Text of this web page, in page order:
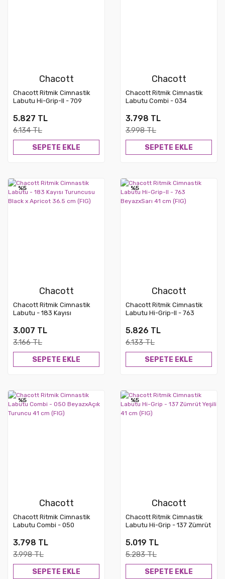
Chacott
Chacott Ritmik Cimnastik
Labutu Hi-Grip-II - 709
5.827 TL
6.134 TL
SEPETE EKLE
Chacott
Chacott Ritmik Cimnastik
Labutu Combi - 034
(FIG)
3.798 TL
3.998 TL
SEPETE EKLE
%5
Chacott
Chacott Ritmik Cimnastik
Labutu - 183 Kayısı
36.5 cm (FIG)
3.007 TL
3.166 TL
SEPETE EKLE
%5
Chacott
Chacott Ritmik Cimnastik
Labutu Hi-Grip-II - 763
5.826 TL
6.133 TL
SEPETE EKLE
%5
Chacott
Chacott Ritmik Cimnastik
Labutu Combi - 050
(FIG)
3.798 TL
3.998 TL
SEPETE EKLE
%5
Chacott
Chacott Ritmik Cimnastik
Labutu Hi-Grip - 137 Zümrüt
5.019 TL
5.283 TL
SEPETE EKLE